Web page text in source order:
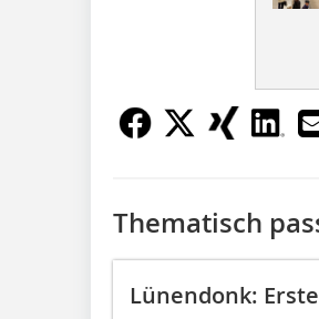
Thematisch
Lünendonk: